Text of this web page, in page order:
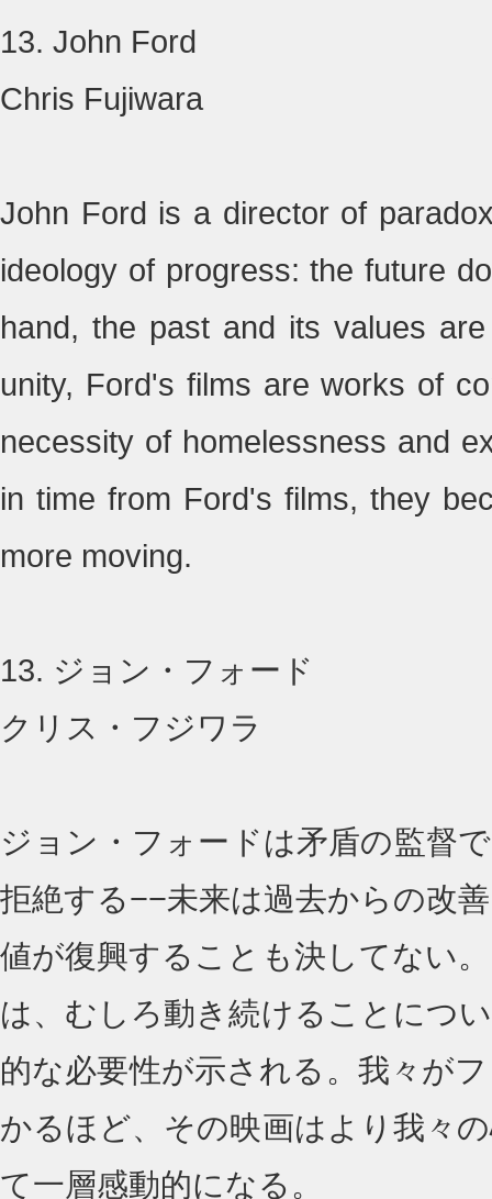
13. John Ford
Chris Fujiwara
John Ford is a director of
ideology of progress: the future
hand, the past and its values
unity, Ford's films are works of
necessity of homelessness and
in time from Ford's films, they
more moving.
13. ジョン・フォード
クリス・フジワラ
ジョン・フォードは矛盾の監督
拒絶する−−未来は過去からの改
値が復興することも決してない
は、むしろ動き続けることにつ
的な必要性が示される。我々が
かるほど、その映画はより我々
て一層感動的になる。